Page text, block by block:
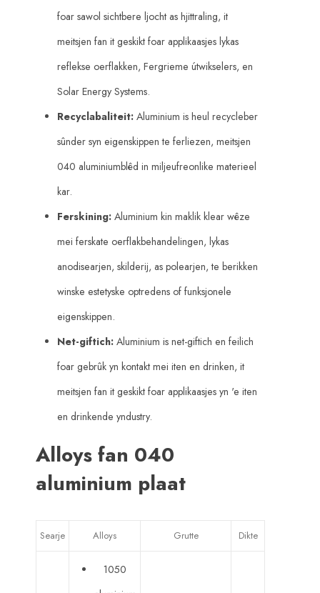
foar sawol sichtbere ljocht as hjittraling, it
meitsjen fan it geskikt foar applikaasjes lykas
reflekse oerflakken, Fergrieme útwikselers, en
Solar Energy Systems.
Recyclabaliteit:Aluminium is heul recycleber
sûnder syn eigenskippen te ferliezen, meitsjen
040 aluminiumblêd in miljeufreonlike materieel
kar.
Ferskining:Aluminium kin maklik klear wêze
mei ferskate oerflakbehandelingen, lykas
anodisearjen, skilderij, as polearjen, te berikken
winske estetyske optredens of funksjonele
eigenskippen.
Net-giftich:Aluminium is net-giftich en feilich
foar gebrûk yn kontakt mei iten en drinken, it
meitsjen fan it geskikt foar applikaasjes yn 'e iten
en drinkende yndustry.
Alloys fan 040
aluminium plaat
Searje Alloys Grutte Dikte
1050